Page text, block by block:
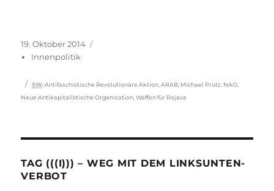
Veröffentlicht
am
19. Oktober 2014
Innenpolitik
Schlagwörter
SW: Antifaschistische Revolutionäre Aktion ,ARAB Michael Prütz NAO
Neue Antikapitalistische Organisation ,Waffen für Rojava
TAG (((I))) – WEG MIT DEM LINKSUNTEN-
VERBOT